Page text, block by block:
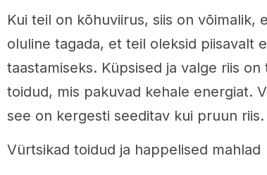
Kui teil on kõhuviirus, siis on võimalik,
oluline tagada, et teil oleksid piisavalt
taastamiseks. Küpsised ja valge riis
toidud, mis pakuvad kehale energiat.
see on kergesti seeditav kui pruun riis.
Vürtsikad toidud ja happelised mahlad